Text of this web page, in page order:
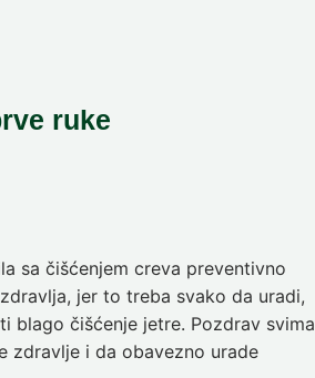
ruke
sa čišćenjem creva preventivno
jer to treba svako da uradi,
blago čišćenje jetre. Pozdrav svima
zdravlje i da obavezno urade